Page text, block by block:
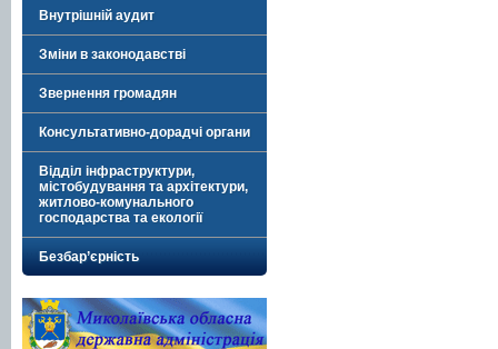
Внутрішній аудит
Зміни в законодавстві
Звернення громадян
Консультативно-дорадчі органи
Відділ інфраструктури,
містобудування та архітектури,
житлово-комунального
господарства та екології
Безбар’єрність